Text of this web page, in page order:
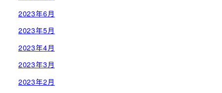
2023年6月
2023年5月
2023年4月
2023年3月
2023年2月